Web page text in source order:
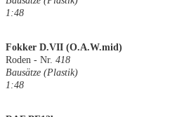
1:48
Fokker D.VII (O.A.W.mid)
Roden - Nr.418
Bausätze (Plastik)
1:48